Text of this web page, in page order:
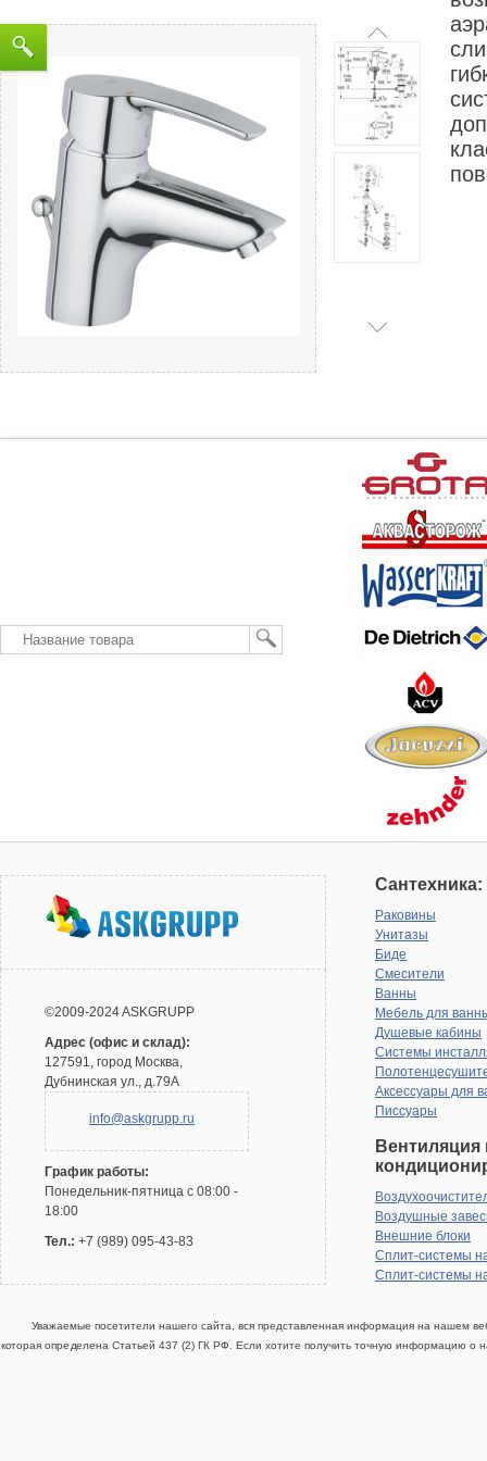
©2009-2024 ASKGRUPP
Адрес (офис и склад):
127591, город Москва,
Дубнинская ул., д.79А
info@askgrupp.ru
График работы:
Понедельник-пятница с 08:00 -
18:00
Тел.: +7 (989) 095-43-83
Сантехника:
Раковины
Унитазы
Биде
Смесители
Ванны
Мебель для
Душевые кабины
Системы
Аксессуары для
Писсуары
Вентиляция
Воздушные
Внешние блоки
Сплит-системы
Сплит-системы
Уважаемые посетители нашего сайта, вся представленная информация на нашем
которая определена Статьей 437 (2) ГК РФ. Если хотите получить точную информацию о